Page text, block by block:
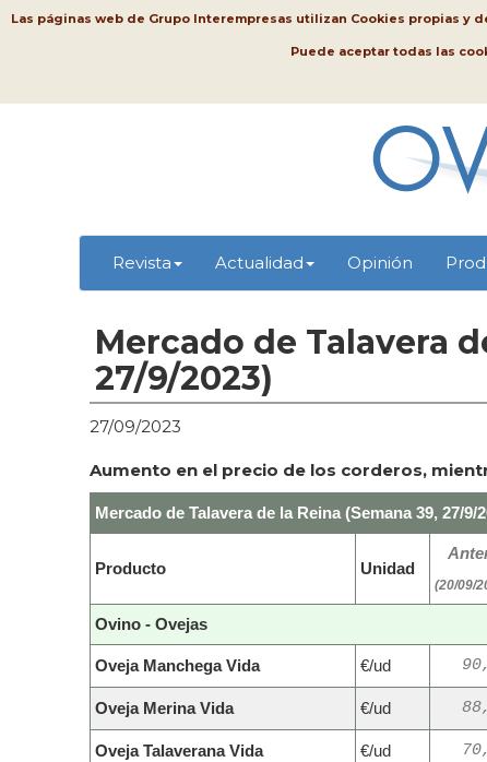
Las páginas web de Grupo Interempresas utilizan Cookies propias
Puede aceptar todas las
Revista Actualidad Opinión
Mercado de Talavera
27/9/2023)
27/09/2023
Aumento en el precio de los corderos,
Mercado de Talavera de la Reina (Semana 39, 27/9/
Producto Unidad
(20/09/
Ovino - Ovejas
Oveja Manchega Vida €/ud
Oveja Merina Vida €/ud
Oveja Talaverana Vida €/ud